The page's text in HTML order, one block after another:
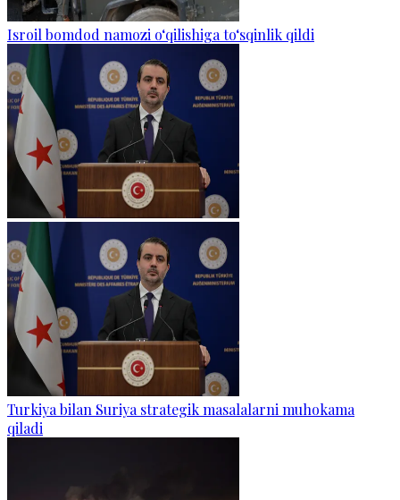
Isroil bomdod namozi o‘qilishiga to‘sqinlik qildi
Turkiya bilan Suriya strategik masalalarni muhokama
qiladi